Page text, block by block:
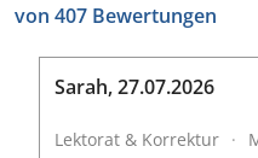
von 407 Bewertungen
Sarah,27.07.2026
Lektorat & Korrektur ·